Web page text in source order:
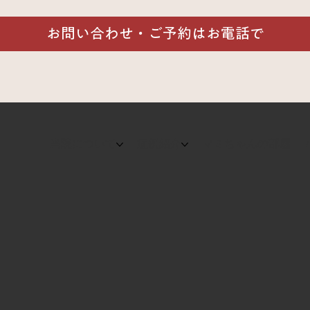
お問い合わせ・ご予約はお電話で
当院について 症例紹介